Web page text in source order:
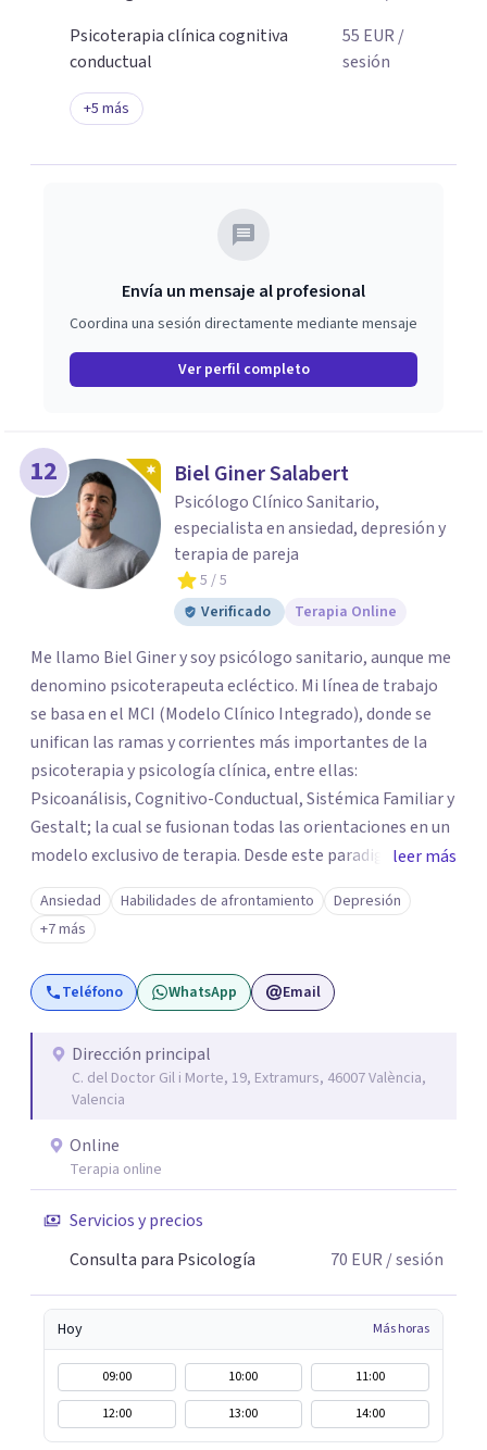
Psicoterapia clínica cognitiva
conductual
55 EUR /
sesión
+5 más
Envía un mensaje al profesional
Coordina una sesión directamente mediante mensaje
Ver perfil completo
12 Biel Giner Salabert
Psicólogo Clínico Sanitario,
especialista en ansiedad, depresión y
terapia de pareja
5 / 5
Verificado
Terapia Online
Me llamo Biel Giner y soy psicólogo sanitario, aunque me
denomino psicoterapeuta ecléctico. Mi línea de trabajo
se basa en el MCI (Modelo Clínico Integrado), donde se
unifican las ramas y corrientes más importantes de la
psicoterapia y psicología clínica, entre ellas:
Psicoanálisis, Cognitivo-Conductual, Sistémica Familiar y
Gestalt; la cual se fusionan todas las orientaciones en un
modelo exclusivo de terapia. Desde este paradigma se
contempla el sistema, el contexto, la persona y el
síntoma, haciendo de esta una intervención holística de
la problemática para tratarla en su totalidad y
centrándonos en soluciones, ya sea esta, terapia
individual, de pareja o familia. También cuento con
(Programación-Neurolingüística), EMDR, DBT (Terapia
Dialéctico Conductual) Psicoterapia Transpersonal,
Terapia Breve Estratégica, Mindfulness, Neurociencia,
Terapia Transgeneracional Epigenética, Tácnicas y
Terapias de Tercera Generación, Psicosomática Clínica,
Psicología Clínica Jungiana, Terapia Reichiana y
Mindfulness entre otros.
leer más
Ansiedad Habilidades de afrontamiento
Depresión
+7 más
Teléfono WhatsApp Email
Dirección principal
C. del Doctor Gil i Morte, 19, Extramurs, 46007 València,
Valencia
Online
Terapia online
Servicios y precios
Consulta para Psicología
70 EUR / sesión
Hoy Más horas
09:00 10:00
11:00
12:00
13:00 14:00